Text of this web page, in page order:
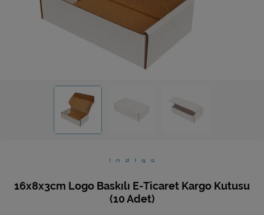
Yeni İş Hediyeleri
Mutfak
16x8x3cm Logo Baskılı E-Ticaret Kargo Kutusu
(10 Adet)